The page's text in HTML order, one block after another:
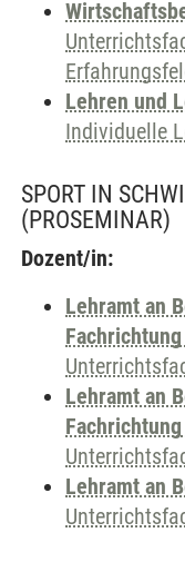
Lehren und
Individuelle
SPORT IN
(PROSEMINAR)
Dozent/in:
Lehramt an
Lehramt an
Lehramt an